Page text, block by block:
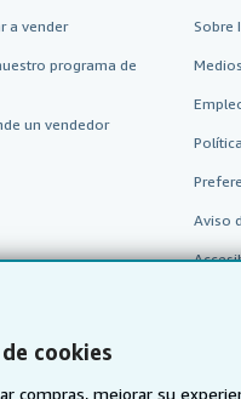
cookies
compras, mejorar su
a vender
programa de
un vendedor
Sobre
Medios
Aviso